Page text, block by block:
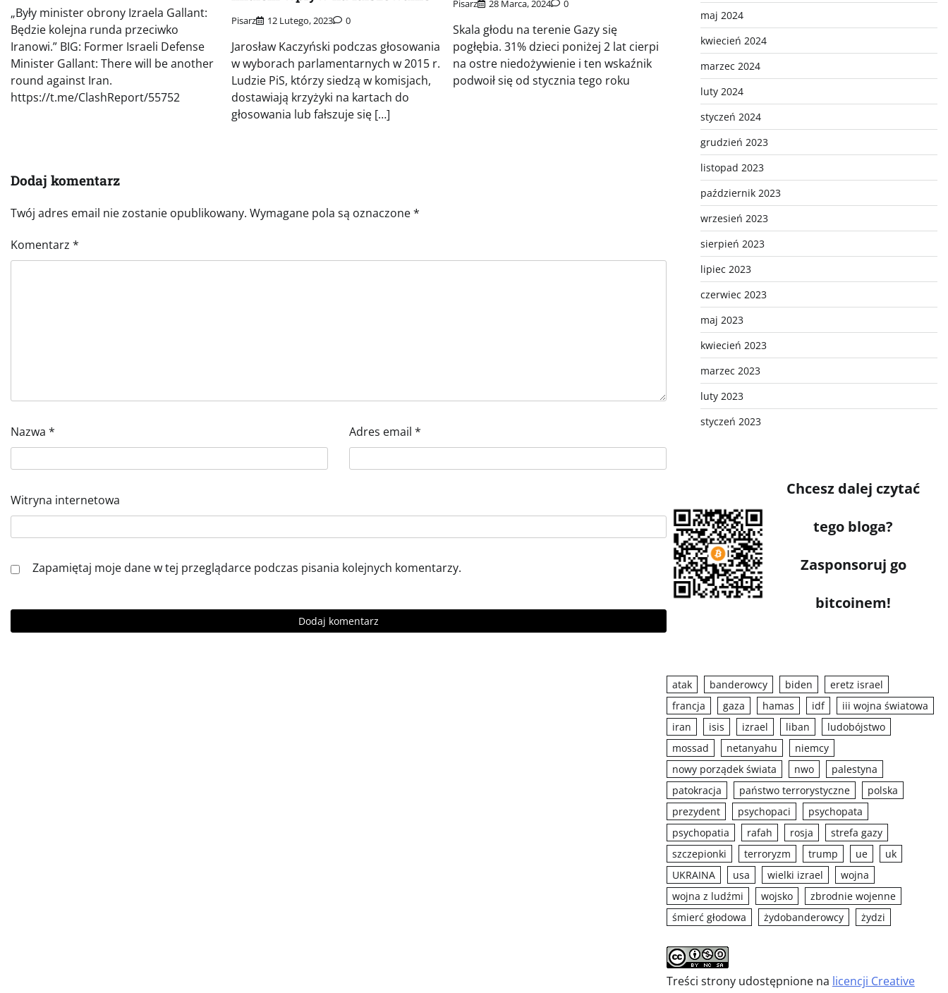
„Były minister obrony Izraela Gallant:
Będzie kolejna runda przeciwko
Iranowi.” BIG: Former Israeli Defense
Minister Gallant: There will be another
round against Iran.
https://t.me/ClashReport/55752
Pisarz 12 Lutego, 2023 0
Jarosław Kaczyński podczas głosowania
w wyborach parlamentarnych w 2015 r.
Ludzie PiS, którzy siedzą w komisjach,
dostawiają krzyżyki na kartach do
głosowania lub fałszuje się […]
Pisarz 28 Marca, 2024 0
Skala głodu na terenie Gazy się
pogłębia. 31% dzieci poniżej 2 lat cierpi
na ostre niedożywienie i ten wskaźnik
podwoił się od stycznia tego roku
Dodaj komentarz
Twój adres email nie zostanie opublikowany. Wymagane pola są oznaczone*
Komentarz *
Nazwa * Adres email *
Witryna internetowa
Zapamiętaj moje dane w tej przeglądarce podczas pisania kolejnych komentarzy.
maj 2024
kwiecień 2024
marzec 2024
luty 2024
styczeń 2024
grudzień 2023
listopad 2023
październik 2023
wrzesień 2023
sierpień 2023
lipiec 2023
czerwiec 2023
maj 2023
kwiecień 2023
marzec 2023
luty 2023
styczeń 2023
Chcesz dalej czytać
tego bloga?
Zasponsoruj go
bitcoinem!
atak banderowcy biden
eretz israel
francja
gaza hamas idf
iii wojna światowa
iran
isis izrael liban
ludobójstwo
mossad
netanyahu
niemcy
nowy porządek świata
nwo
palestyna
patokracja
państwo terrorystyczne
polska
prezydent
psychopaci
psychopata
psychopatia
rafah rosja
strefa gazy
szczepionki
terroryzm trump ue
uk
UKRAINA
usa wielki izrael
wojna
wojna z ludźmi
wojsko
zbrodnie wojenne
śmierć głodowa
żydobanderowcy żydzi
Treści strony udostępnione na licencji Creative